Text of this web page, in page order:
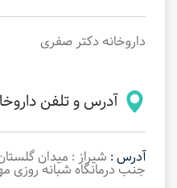
داروخانه دکتر صفری
آدرس و تلفن
آدرس : شیراز : میدان
جنب درمانگاه شبانه روزی